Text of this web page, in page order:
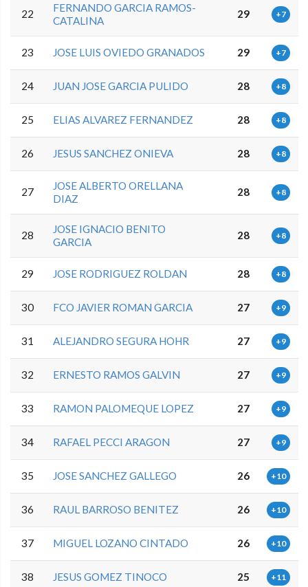
22
FERNANDO GARCIA RAMOS-
CATALINA
29 +7
23 JOSE LUIS OVIEDO GRANADOS 29 +7
24 JUAN JOSE GARCIA PULIDO 28 +8
25 ELIAS ALVAREZ FERNANDEZ 28 +8
26 JESUS SANCHEZ ONIEVA 28 +8
27
JOSE ALBERTO ORELLANA
DIAZ
28 +8
28
JOSE IGNACIO BENITO
GARCIA
28 +8
29 JOSE RODRIGUEZ ROLDAN 28 +8
30 FCO JAVIER ROMAN GARCIA 27 +9
31 ALEJANDRO SEGURA HOHR 27 +9
32 ERNESTO RAMOS GALVIN 27 +9
33 RAMON PALOMEQUE LOPEZ 27 +9
34 RAFAEL PECCI ARAGON 27 +9
35 JOSE SANCHEZ GALLEGO 26 +10
36 RAUL BARROSO BENITEZ 26 +10
37 MIGUEL LOZANO CINTADO 26 +10
38 JESUS GOMEZ TINOCO 25 +11